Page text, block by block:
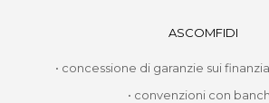
ASCOMFIDI
• concessione di garanzie sui
• convenzioni con